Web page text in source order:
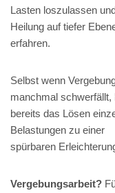
Lasten loszulassen
Heilung auf tiefer
erfahren.
Selbst wenn
manchmal schwerfällt,
bereits das Lösen
Belastungen zu einer
spürbaren
Vergebungsarbeit?